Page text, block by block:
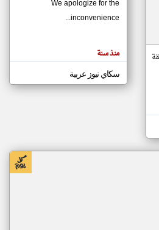
مصادر الأخبار من موريتانيا
اخبار موريتانيا على مدار الساعة
أهم اخبار موريتانيا العاجلة والمباشرة
We apologize for the
inconvenience...
منذ سنة
سكاي نيوز عربية
klyoum.com